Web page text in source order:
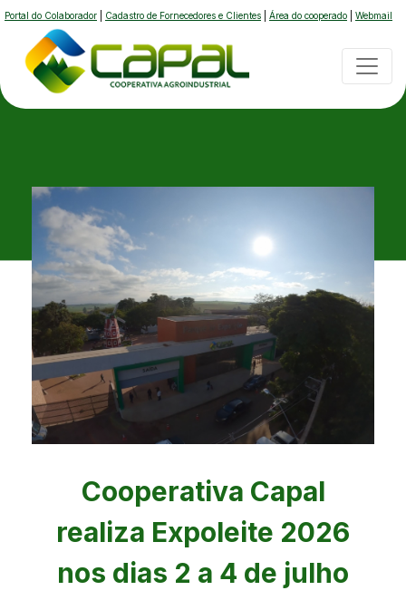
Portal do Colaborador Cadastro de Fornecedores e Clientes Área do cooperado Webmail
Cooperativa Capal
realiza Expoleite 2026
nos dias 2 a 4 de julho